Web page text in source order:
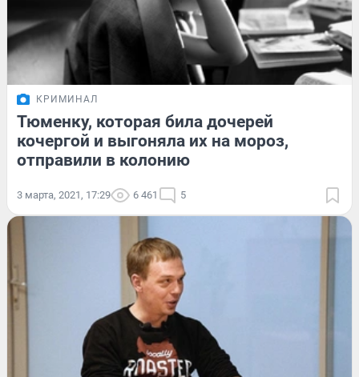
КРИМИНАЛ
Тюменку, которая била дочерей
кочергой и выгоняла их на мороз,
отправили в колонию
3 марта, 2021, 17:29 6 461 5